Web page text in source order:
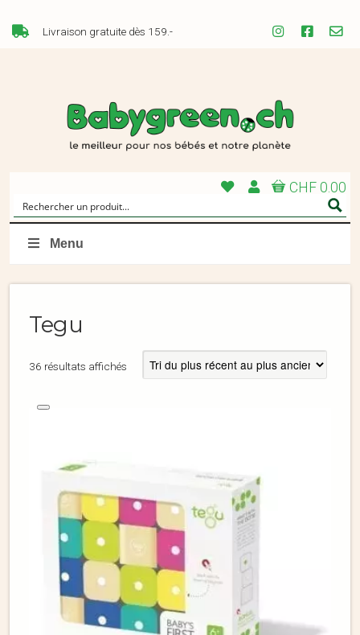
Livraison gratuite dès 159.-
CHF 0.00
Menu
Tegu
36 résultats affichés